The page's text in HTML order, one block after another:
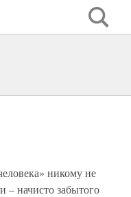
никому не
– начисто забытого